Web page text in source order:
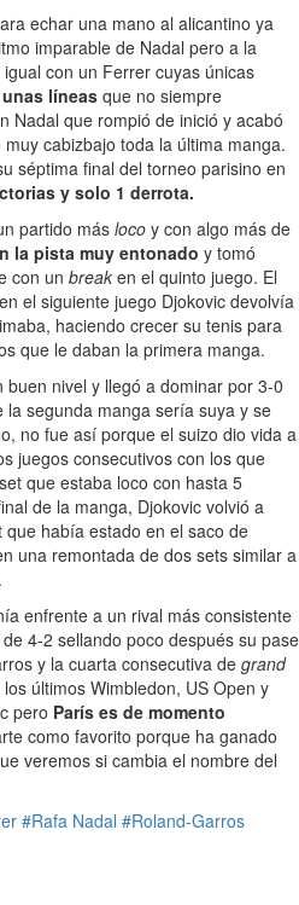
echar una mano al alicantino ya
imparable de Nadal pero a la
con un Ferrer cuyas únicas
líneas que no siempre
Nadal que rompió de inició y acabó
cabizbajo toda la última manga.
séptima final del torneo parisino en
y solo 1 derrota.
partido más loco y con algo más de
la pista muy entonado y tomó
con un break en el quinto juego. El
el siguiente juego Djokovic devolvía
haciendo crecer su tenis para
que le daban la primera manga.
nivel y llegó a dominar por 3-0
segunda manga sería suya y se
no fue así porque el suizo dio vida a
juegos consecutivos con los que
que estaba loco con hasta 5
de la manga, Djokovic volvió a
había estado en el saco de
una remontada de dos sets similar a
enfrente a un rival más consistente
4-2 sellando poco después su pase
y la cuarta consecutiva de grand
últimos Wimbledon, US Open y
pero París es de momento
como favorito porque ha ganado
veremos si cambia el nombre del
#Rafa Nadal #Roland-Garros